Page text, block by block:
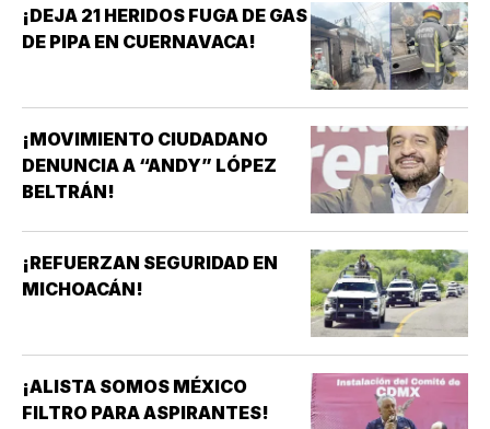
¡DEJA 21 HERIDOS FUGA DE GAS
DE PIPA EN CUERNAVACA!
¡MOVIMIENTO CIUDADANO
DENUNCIA A “ANDY” LÓPEZ
BELTRÁN!
¡REFUERZAN SEGURIDAD EN
MICHOACÁN!
¡ALISTA SOMOS MÉXICO
FILTRO PARA ASPIRANTES!